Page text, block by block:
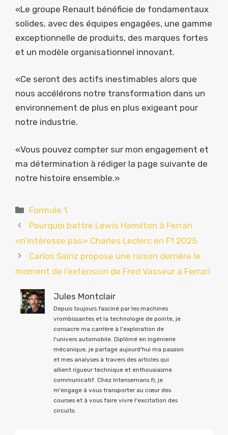
«Le groupe Renault bénéficie de fondamentaux
solides, avec des équipes engagées, une gamme
exceptionnelle de produits, des marques fortes
et un modèle organisationnel innovant.
«Ce seront des actifs inestimables alors que
nous accélérons notre transformation dans un
environnement de plus en plus exigeant pour
notre industrie.
«Vous pouvez compter sur mon engagement et
ma détermination à rédiger la page suivante de
notre histoire ensemble.»
Catégories
Formule 1
Pourquoi battre Lewis Hamilton à Ferrari
«n’intéresse pas» Charles Leclerc en F1 2025
Carlos Sainz propose une raison derrière le
moment de l’extension de Fred Vasseur à Ferrari
Jules Montclair
Depuis toujours fasciné par les machines
vrombissantes et la technologie de pointe, je
consacre ma carrière à l'exploration de
l'univers automobile. Diplômé en ingénierie
mécanique, je partage aujourd'hui ma passion
et mes analyses à travers des articles qui
allient rigueur technique et enthousiasme
communicatif. Chez Intensemans.fr, je
m'engage à vous transporter au cœur des
courses et à vous faire vivre l'excitation des
circuits.